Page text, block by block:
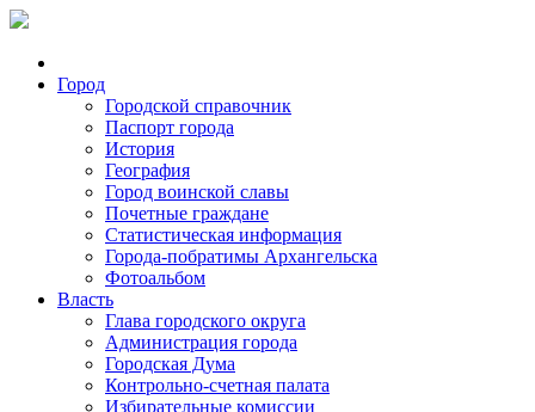
Город
Городской справочник
Паспорт города
История
География
Город воинской славы
Почетные граждане
Статистическая информация
Города-побратимы Архангельска
Фотоальбом
Власть
Глава городского округа
Администрация города
Городская Дума
Контрольно-счетная палата
Избирательные комиссии